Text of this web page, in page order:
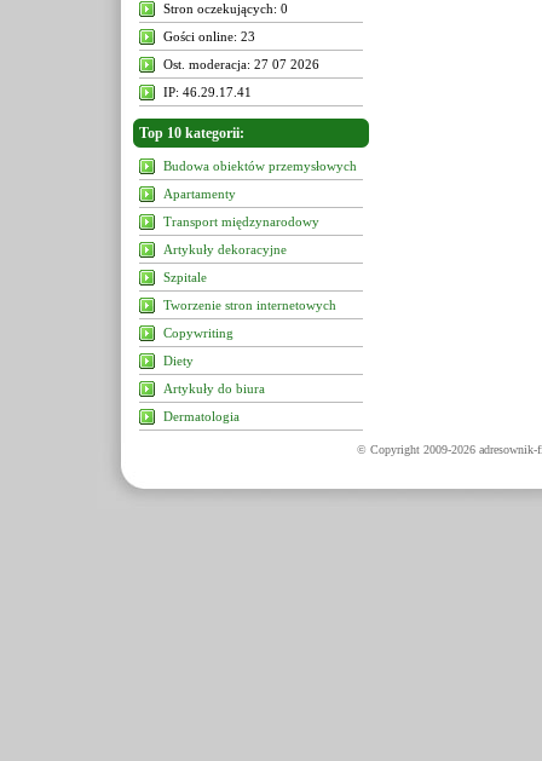
Stron oczekujących: 0
Gości online: 23
Ost. moderacja: 27 07 2026
IP: 46.29.17.41
Top 10 kategorii:
Budowa obiektów przemysłowych
Apartamenty
Transport międzynarodowy
Artykuły dekoracyjne
Szpitale
Tworzenie stron internetowych
Copywriting
Diety
Artykuły do biura
Dermatologia
© Copyright 2009-2026